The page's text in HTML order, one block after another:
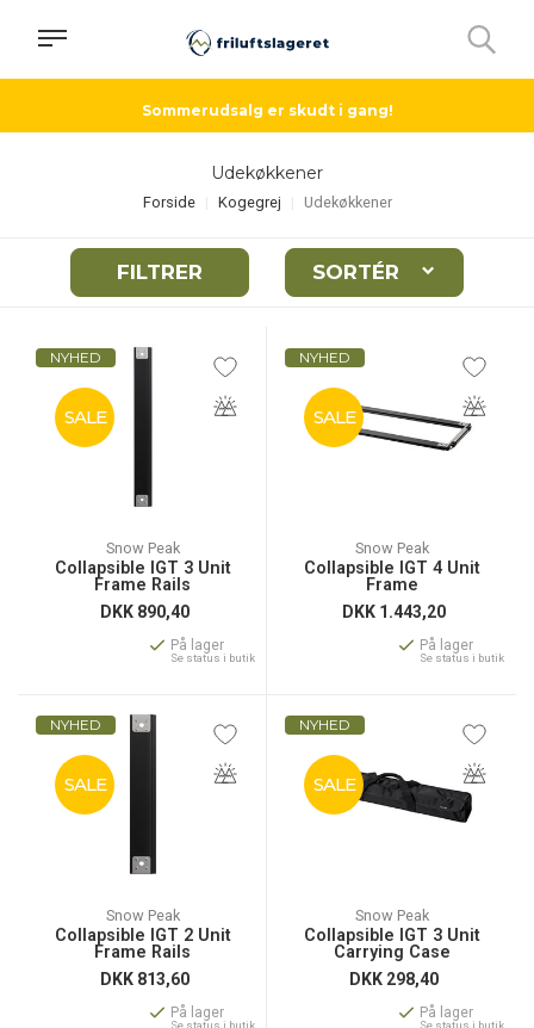
Sommerudsalg er skudt i gang!
Udekøkkener
Forside Kogegrej Udekøkkener
FILTRER SORTÉR
NYHED
SALE
Snow Peak
Collapsible IGT 3 Unit
Frame Rails
DKK 890,40
På lager
Se status i butik
NYHED
SALE
Snow Peak
Collapsible IGT 4 Unit
Frame
DKK 1.443,20
På lager
Se status i butik
NYHED
SALE
Snow Peak
Collapsible IGT 2 Unit
Frame Rails
DKK 813,60
På lager
Se status i butik
NYHED
SALE
Snow Peak
Collapsible IGT 3 Unit
Carrying Case
DKK 298,40
På lager
Se status i butik